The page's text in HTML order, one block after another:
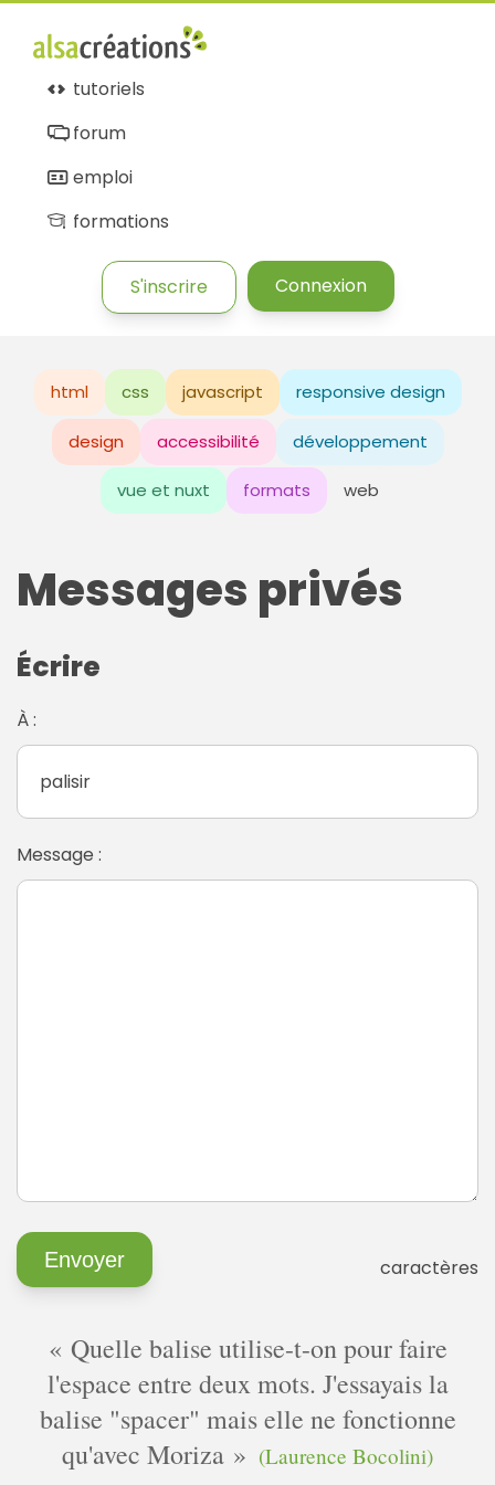
tutoriels
forum
emploi
formations
S'inscrire Connexion
html css javascript responsive design
design accessibilité développement
vue et nuxt formats web
Messages privés
Écrire
À :
Message :
caractères
Quelle balise utilise-t-on pour faire
l'espace entre deux mots. J'essayais la
balise "spacer" mais elle ne fonctionne
qu'avec Moriza
(Laurence Bocolini)